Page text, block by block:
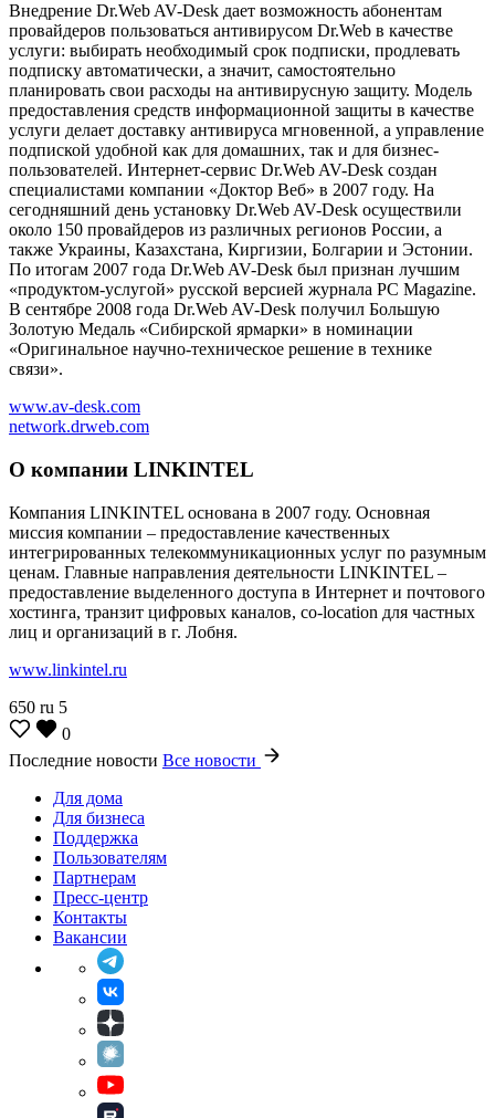
Внедрение Dr.Web AV-Desk дает возможность абонентам
провайдеров пользоваться антивирусом Dr.Web в качестве
услуги: выбирать необходимый срок подписки, продлевать
подписку автоматически, а значит, самостоятельно
планировать свои расходы на антивирусную защиту. Модель
предоставления средств информационной защиты в качестве
услуги делает доставку антивируса мгновенной, а управление
подпиской удобной как для домашних, так и для бизнес-
пользователей. Интернет-сервис Dr.Web AV-Desk создан
специалистами компании «Доктор Веб» в 2007 году. На
сегодняшний день установку Dr.Web AV-Desk осуществили
около 150 провайдеров из различных регионов России, а
также Украины, Казахстана, Киргизии, Болгарии и Эстонии.
По итогам 2007 года Dr.Web AV-Desk был признан лучшим
«продуктом-услугой» русской версией журнала PC Magazine.
В сентябре 2008 года Dr.Web AV-Desk получил Большую
Золотую Медаль «Сибирской ярмарки» в номинации
«Оригинальное научно-техническое решение в технике
связи».
www.av-desk.com
network.drweb.com
О компании LINKINTEL
Компания LINKINTEL основана в 2007 году. Основная
миссия компании – предоставление качественных
интегрированных телекоммуникационных услуг по разумным
ценам. Главные направления деятельности LINKINTEL –
предоставление выделенного доступа в Интернет и почтового
хостинга, транзит цифровых каналов, co-location для частных
лиц и организаций в г. Лобня.
www.linkintel.ru
650 ru 5
0
Последние новости Все новости
Для дома
Для бизнеса
Поддержка
Пользователям
Партнерам
Пресс-центр
Контакты
Вакансии